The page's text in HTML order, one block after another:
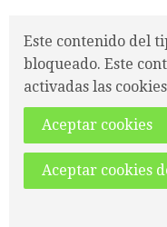
Este contenido del
bloqueado. Este
activadas las
Aceptar cookies
Aceptar cookies